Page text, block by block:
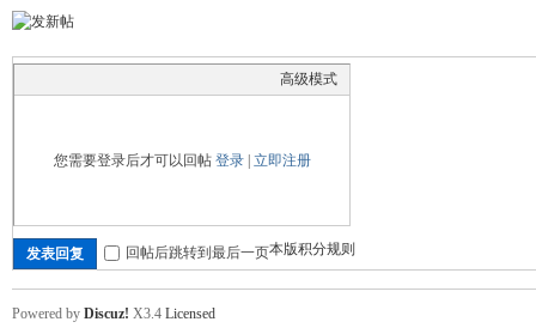
高级模式
您需要登录后才可以回帖 登录| 立即注册
本版积分规则
发表回复 回帖后跳转到最后一页
Powered by Discuz! X3.4 Licensed